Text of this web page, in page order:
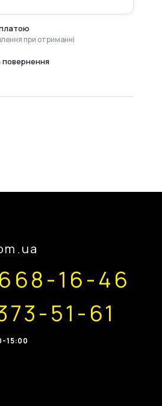
при отриманні
повернення
16-46
51-61
15:00